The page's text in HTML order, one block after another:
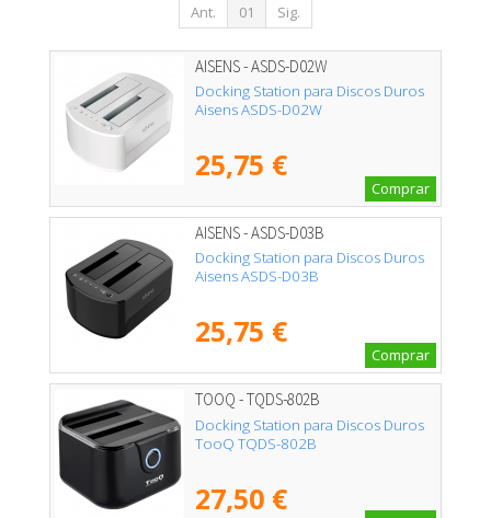
Ant. 01 Sig.
AISENS - ASDS-D02W
Docking Station para Discos Duros
Aisens ASDS-D02W
25,75 €
Comprar
AISENS - ASDS-D03B
Docking Station para Discos Duros
Aisens ASDS-D03B
25,75 €
Comprar
TOOQ - TQDS-802B
Docking Station para Discos Duros
TooQ TQDS-802B
27,50 €